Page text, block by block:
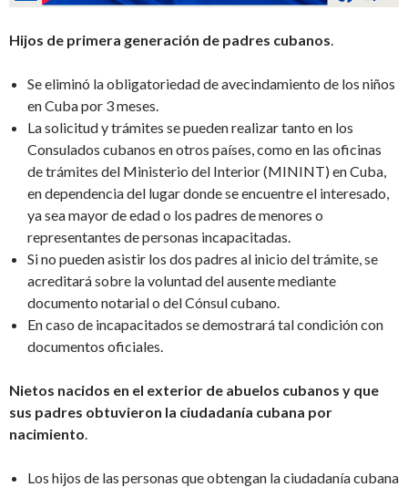
Hijos de primera generación de padres cubanos
Se eliminó la obligatoriedad de avecindamiento de los niños
en Cuba por 3 meses.
La solicitud y trámites se pueden realizar tanto en los
Consulados cubanos en otros países, como en las oficinas
de trámites del Ministerio del Interior (MININT) en Cuba,
en dependencia del lugar donde se encuentre el interesado,
ya sea mayor de edad o los padres de menores o
representantes de personas incapacitadas.
Si no pueden asistir los dos padres al inicio del trámite, se
acreditará sobre la voluntad del ausente mediante
documento notarial o del Cónsul cubano.
En caso de incapacitados se demostrará tal condición con
documentos oficiales.
Nietos nacidos en el exterior de abuelos cubanos y que
sus padres obtuvieron la ciudadanía cubana por
nacimiento
Los hijos de las personas que obtengan la ciudadanía cubana